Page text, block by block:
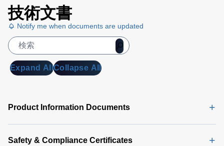
技術文書
Notify me when documents are updated
Expand AllCollapse All
Product Information Documents
Safety & Compliance Certificates